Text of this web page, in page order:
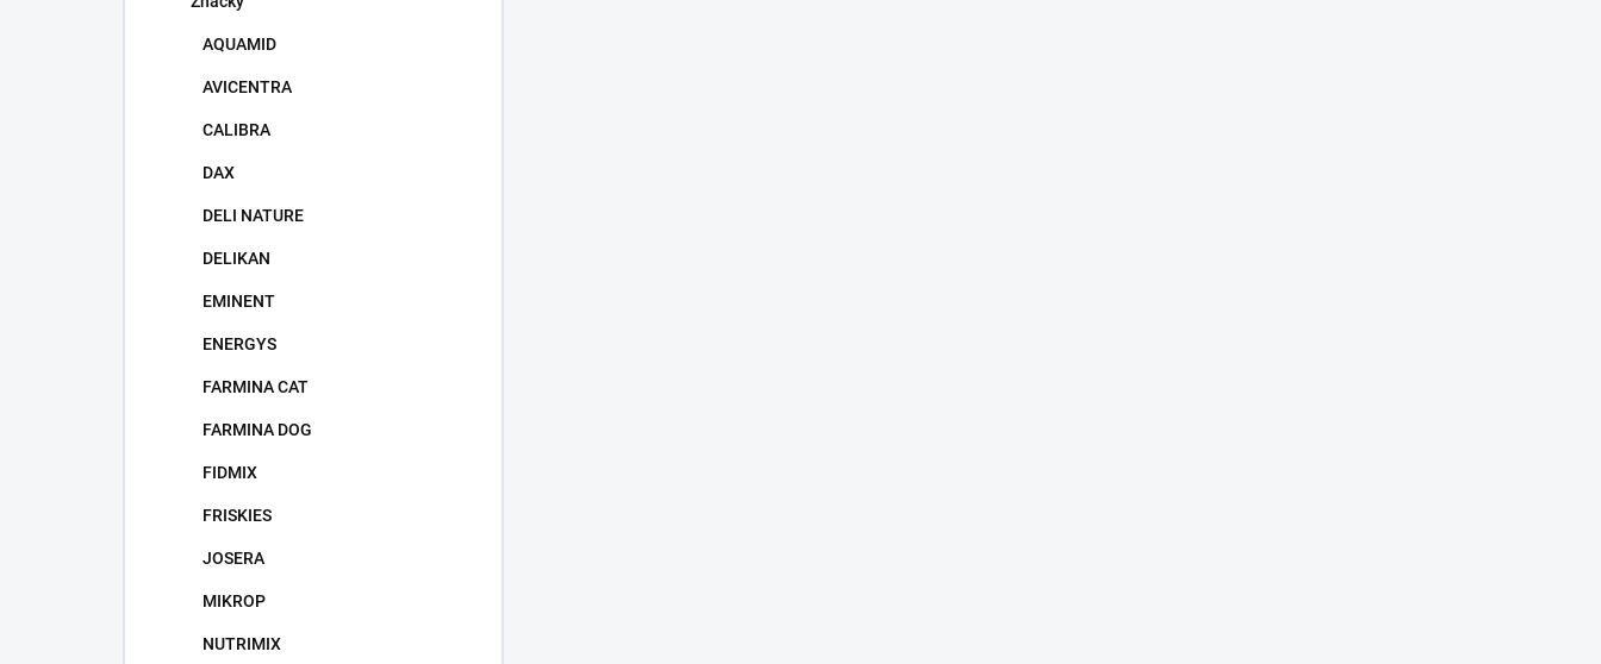
AQUAMID
AVICENTRA
CALIBRA
DAX
DELI NATURE
DELIKAN
EMINENT
ENERGYS
FARMINA CAT
FARMINA DOG
FIDMIX
FRISKIES
JOSERA
MIKROP
NUTRIMIX